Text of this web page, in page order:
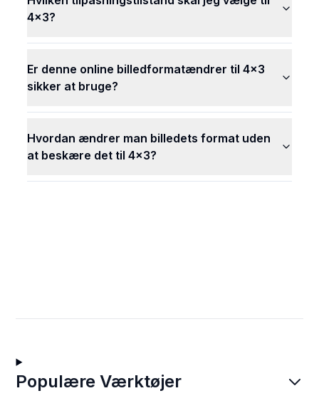
4x3?
Er denne online billedformatændrer til 4x3
sikker at bruge?
Hvordan ændrer man billedets format uden
at beskære det til 4x3?
Populære Værktøjer